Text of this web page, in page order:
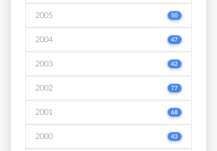
2005 50
2004 47
2003 42
2002 77
2001 68
2000 43